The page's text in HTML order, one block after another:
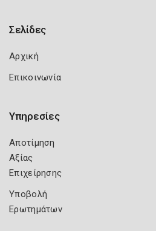
Σελίδες
Αρχική
Επικοινωνία
Υπηρεσίες
Αποτίμηση
Αξίας
Επιχείρησης
Υποβολή
Ερωτημάτων